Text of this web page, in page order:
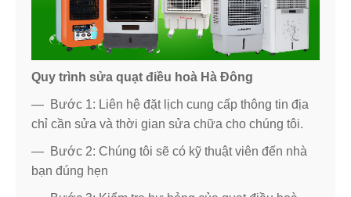
Quy trình sửa quạt điều hoà Hà Đông
— Bước 1: Liên hệ đặt lịch cung cấp thông tin địa
chỉ cần sửa và thời gian sửa chữa cho chúng tôi.
— Bước 2: Chúng tôi sẽ có kỹ thuật viên đến nhà
bạn đúng hẹn